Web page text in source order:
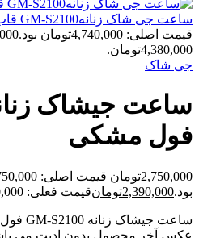
ساعت جی شاک زنانهGM-S2100 قاب طلایی
قیمت اصلی: 4,740,000تومان بود.
4,380,000تومان.
جی شاک
فول مشکی
2,750,000تومان
بود.2,390,000تومانقیمت فعلی: 2,390,000تومان.
ساعت جیشاک زنانه GM-S2100 فول مشکی G-shock-6384-L
عکس آخر محصول بدون ادیت می